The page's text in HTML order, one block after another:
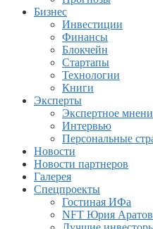
Бизнес
Инвестиции
Финансы
Блокчейн
Стартапы
Технологии
Книги
Эксперты
Экспертное
Интервью
Персональные
Новости
Новости партнеров
Галерея
Спецпроекты
Гостиная ИФа
NFT Юрия